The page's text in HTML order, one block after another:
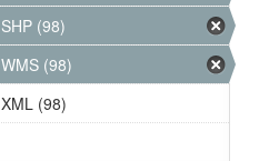
SHP (98)
WMS (98)
XML (98)